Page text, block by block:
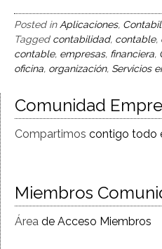
Posted in Aplicaciones,
Tagged contabilidad, contable,
contable, empresas, financiera,
oficina, organización, Servicios
Comunidad
Compartimos contigo todo
Miembros
Área de Acceso Miembros